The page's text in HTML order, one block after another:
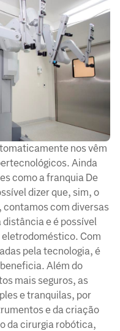
nos vêm
Ainda
como a franquia De
dizer que, sim, o
contamos com diversas
e é possível
Com
pela tecnologia, é
Além do
mais seguros, as
e tranquilas, por
e da criação
da cirurgia robótica,